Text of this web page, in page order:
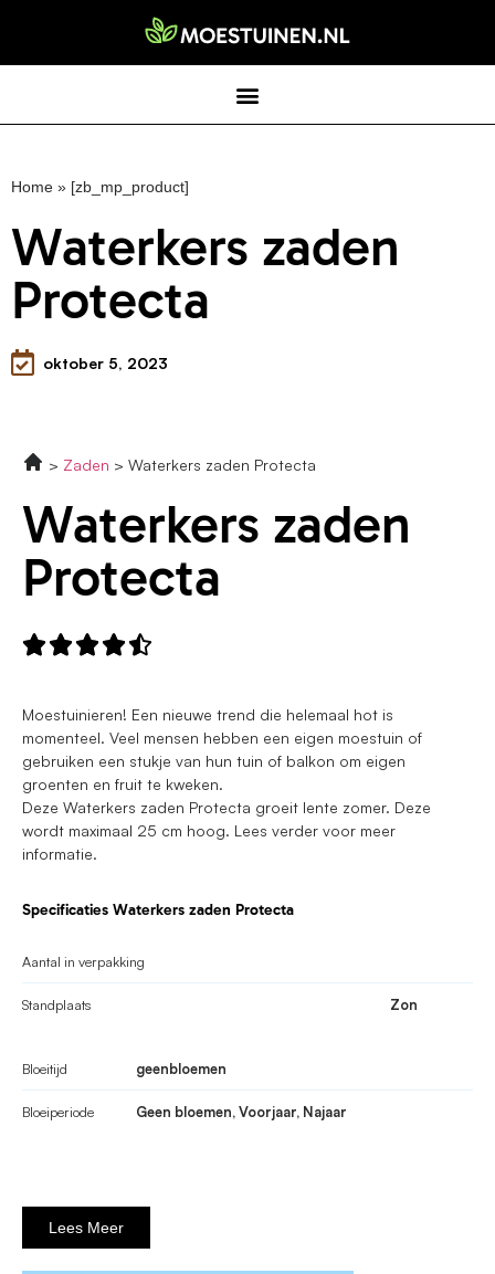
Home » [zb_mp_product]
Waterkers zaden
Protecta
oktober 5, 2023
Zaden Waterkers zaden Protecta
Waterkers zaden
Protecta

Moestuinieren! Een nieuwe trend die helemaal hot is
momenteel. Veel mensen hebben een eigen moestuin of
gebruiken een stukje van hun tuin of balkon om eigen
groenten en fruit te kweken.
Deze Waterkers zaden Protecta groeit lente zomer. Deze
wordt maximaal 25 cm hoog. Lees verder voor meer
informatie.
Specificaties Waterkers zaden Protecta
Aantal in verpakking
Standplaats Zon
Bloeitijd geenbloemen
Bloeiperiode Geen bloemen, Voorjaar, Najaar
Lees Meer